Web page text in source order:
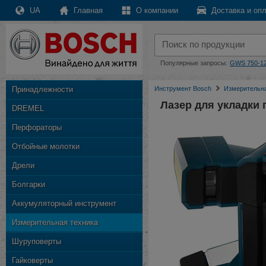
UA Главная О компании Доставка и
Популярные запросы: GWS 750-
Принадлежности
DREMEL
Перфораторы
Отбойные молотки
Дрели
Болгарки
Аккумуляторный инструмент
Измерительная техника
Шуруповерты
Гайковерты
Инструмент Bosch
Лазер для укладки